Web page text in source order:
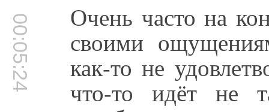
00:05:24 Очень часто на
своими
как-то не
что-то идёт не